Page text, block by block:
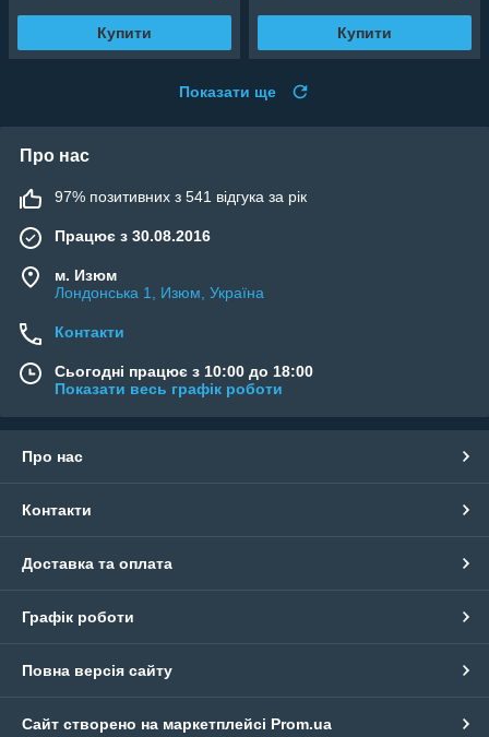
Купити Купити
Показати ще
Про нас
97% позитивних з 541 відгука за рік
Працює з 30.08.2016
м. Изюм
Лондонська 1, Изюм, Україна
Контакти
Сьогодні працює з 10:00 до 18:00
Показати весь графік роботи
Про нас
Контакти
Доставка та оплата
Графік роботи
Повна версія сайту
Сайт створено на маркетплейсі Prom.ua